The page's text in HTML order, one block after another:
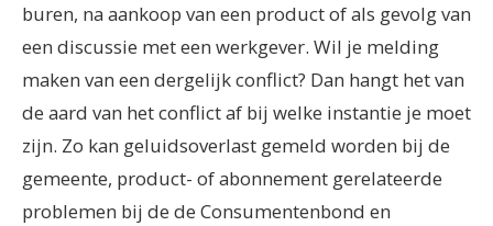
buren, na aankoop van een product of als gevolg van
een discussie met een werkgever. Wil je melding
maken van een dergelijk conflict? Dan hangt het van
de aard van het conflict af bij welke instantie je moet
zijn. Zo kan geluidsoverlast gemeld worden bij de
gemeente, product- of abonnement gerelateerde
problemen bij de de Consumentenbond en